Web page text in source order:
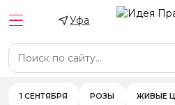
Уфа
1 СЕНТЯБРЯ РОЗЫ ЖИВЫЕ